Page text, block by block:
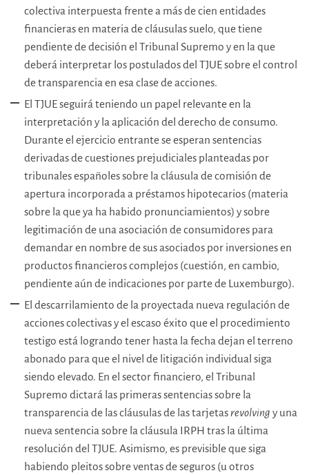
colectiva interpuesta frente a más de cien entidades
financieras en materia de cláusulas suelo, que tiene
pendiente de decisión el Tribunal Supremo y en la que
deberá interpretar los postulados del TJUE sobre el control
de transparencia en esa clase de acciones.
El TJUE seguirá teniendo un papel relevante en la
interpretación y la aplicación del derecho de consumo.
Durante el ejercicio entrante se esperan sentencias
derivadas de cuestiones prejudiciales planteadas por
tribunales españoles sobre la cláusula de comisión de
apertura incorporada a préstamos hipotecarios (materia
sobre la que ya ha habido pronunciamientos) y sobre
legitimación de una asociación de consumidores para
demandar en nombre de sus asociados por inversiones en
productos financieros complejos (cuestión, en cambio,
pendiente aún de indicaciones por parte de Luxemburgo).
El descarrilamiento de la proyectada nueva regulación de
acciones colectivas y el escaso éxito que el procedimiento
testigo está logrando tener hasta la fecha dejan el terreno
abonado para que el nivel de litigación individual siga
siendo elevado. En el sector financiero, el Tribunal
Supremo dictará las primeras sentencias sobre la
transparencia de las cláusulas de las tarjetas revolving y una
nueva sentencia sobre la cláusula IRPH tras la última
resolución del TJUE. Asimismo, es previsible que siga
habiendo pleitos sobre ventas de seguros (u otros